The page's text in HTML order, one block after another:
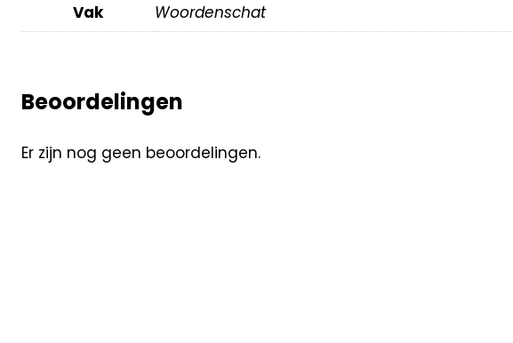
Vak
Woordenschat
Beoordelingen
Er zijn nog geen beoordelingen.